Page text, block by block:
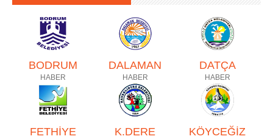
BODRUM
HABER
DALAMAN
HABER
DATÇA
HABER
FETHİYE K.DERE KÖYCEĞİZ